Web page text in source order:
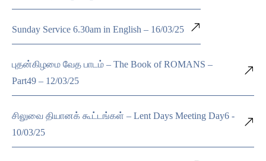
Sunday Service 6.30am in English – 16/03/25
புதன்கிழமை வேத பாடம் – The Book of ROMANS –
Part49 – 12/03/25
சிலுவை தியானக் கூட்டங்கள் – Lent Days Meeting Day6 -
10/03/25